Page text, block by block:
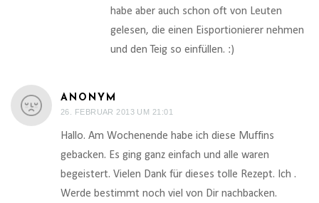
habe aber auch schon oft von Leuten
gelesen, die einen Eisportionierer nehmen
und den Teig so einfüllen. :)
ANONYM
26. FEBRUAR 2013 UM 21:01
Hallo. Am Wochenende habe ich diese Muffins
gebacken. Es ging ganz einfach und alle waren
begeistert. Vielen Dank für dieses tolle Rezept. Ich .
Werde bestimmt noch viel von Dir nachbacken.